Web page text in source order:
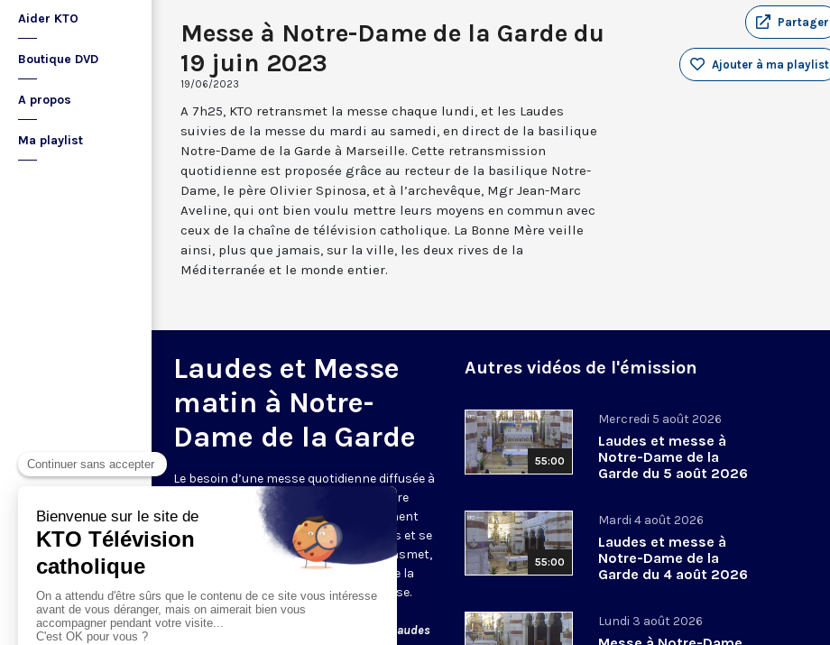
Aider KTO
Boutique DVD
A propos
Ma playlist
Messe à Notre-Dame de la Garde du
19 juin 2023
19/06/2023
Partager
Ajouter à ma playlist
A 7h25, KTO retransmet la messe chaque lundi, et les Laudes
suivies de la messe du mardi au samedi, en direct de la basilique
Notre-Dame de la Garde à Marseille. Cette retransmission
quotidienne est proposée grâce au recteur de la basilique Notre-
Dame, le père Olivier Spinosa, et à l’archevêque, Mgr Jean-Marc
Aveline, qui ont bien voulu mettre leurs moyens en commun avec
ceux de la chaîne de télévision catholique. La Bonne Mère veille
ainsi, plus que jamais, sur la ville, les deux rives de la
Méditerranée et le monde entier.
Laudes et Messe
matin à Notre-
Dame de la Garde
Le besoin d’une messe quotidienne diffusée à
la télévision a été exprimé d’une manière
encore plus forte pendant le confinement
dans de nombreux pays francophones et se
maintient depuis la reprise. KTO retransmet,
en direct de la basilique Notre-Dame de la
Garde, à Marseille, les laudes et la messe.
Le lundi à 7h25, la messe
Du mardi au samedi à 7h25, messe avec laudes
Autres vidéos de l'émission
55:00
Mercredi 5 août 2026
Laudes et messe à
Notre-Dame de la
Garde du 5 août 2026
55:00
Mardi 4 août 2026
Laudes et messe à
Notre-Dame de la
Garde du 4 août 2026
Lundi 3 août 2026